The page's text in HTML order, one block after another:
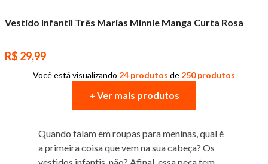
Vestido Infantil Três Marias Minnie Manga Curta Rosa
R$ 29,99
Você está visualizando 24 produtos de 250 produtos
+ Ver mais produtos
Quando falam emroupas para meninas, qual é
a primeira coisa que vem na sua cabeça? Os